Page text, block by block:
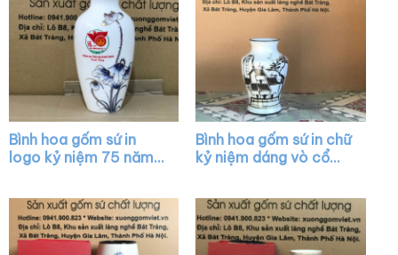
Bình hoa gốm sứ in
logo kỷ niệm 75 năm
viền kim XG-LH14
Bình hoa gốm sứ in chữ
kỷ niệm dáng vò cổ